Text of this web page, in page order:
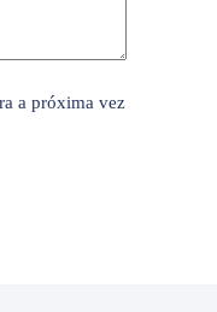
a próxima vez